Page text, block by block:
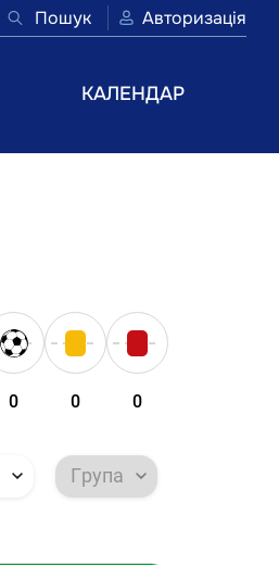
Пошук Авторизація
КАЛЕНДАР
0 0 0
Група